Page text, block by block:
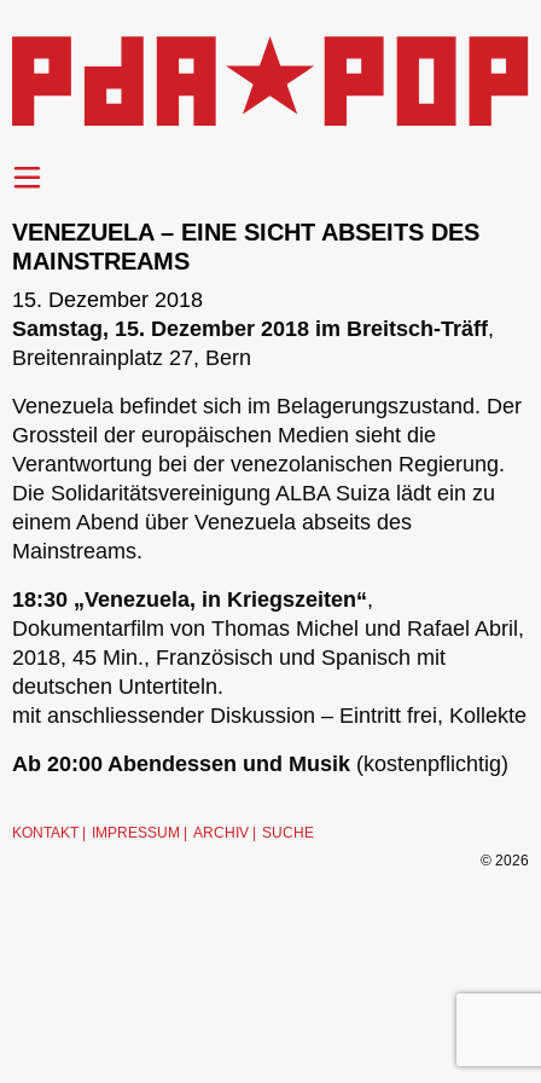
VENEZUELA – EINE SICHT ABSEITS DES
MAINSTREAMS
15. Dezember 2018
Samstag, 15. Dezember 2018 im Breitsch-Träff,
Breitenrainplatz 27, Bern
Venezuela befindet sich im Belagerungszustand. Der
Grossteil der europäischen Medien sieht die
Verantwortung bei der venezolanischen Regierung.
Die Solidaritätsvereinigung ALBA Suiza lädt ein zu
einem Abend über Venezuela abseits des
Mainstreams.
18:30 „Venezuela, in Kriegszeiten“,
Dokumentarfilm von Thomas Michel und Rafael Abril,
2018, 45 Min., Französisch und Spanisch mit
deutschen Untertiteln.
mit anschliessender Diskussion – Eintritt frei, Kollekte
Ab 20:00 Abendessen und Musik (kostenpflichtig)
KONTAKT IMPRESSUM ARCHIV
SUCHE
© 2026